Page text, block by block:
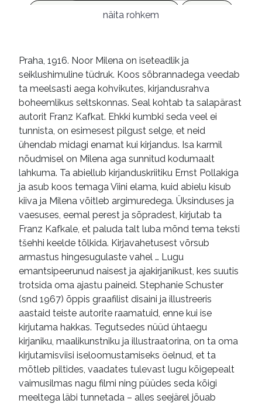
Jesenská, Milena, 1896-1944
heliraamatud
võrguväljaanded
näita rohkem
Praha, 1916. Noor Milena on iseteadlik ja
seiklushimuline tüdruk. Koos sõbrannadega veedab
ta meelsasti aega kohvikutes, kirjandusrahva
boheemlikus seltskonnas. Seal kohtab ta salapärast
autorit Franz Kafkat. Ehkki kumbki seda veel ei
tunnista, on esimesest pilgust selge, et neid
ühendab midagi enamat kui kirjandus. Isa karmil
nõudmisel on Milena aga sunnitud kodumaalt
lahkuma. Ta abiellub kirjanduskriitiku Ernst Pollakiga
ja asub koos temaga Viini elama, kuid abielu kisub
kiiva ja Milena võitleb argimuredega. Üksinduses ja
vaesuses, eemal perest ja sõpradest, kirjutab ta
Franz Kafkale, et paluda talt luba mõnd tema teksti
tšehhi keelde tõlkida. Kirjavahetusest võrsub
armastus hingesugulaste vahel … Lugu
emantsipeerunud naisest ja ajakirjanikust, kes suutis
trotsida oma ajastu paineid. Stephanie Schuster
(snd 1967) õppis graafilist disaini ja illustreeris
aastaid teiste autorite raamatuid, enne kui ise
kirjutama hakkas. Tegutsedes nüüd ühtaegu
kirjaniku, maalikunstniku ja illustraatorina, on ta oma
kirjutamisviisi iseloomustamiseks öelnud, et ta
mõtleb piltides, vaadates tulevast lugu kõigepealt
vaimusilmas nagu filmi ning püüdes seda kõigi
meeltega läbi tunnetada – alles seejärel jõuab